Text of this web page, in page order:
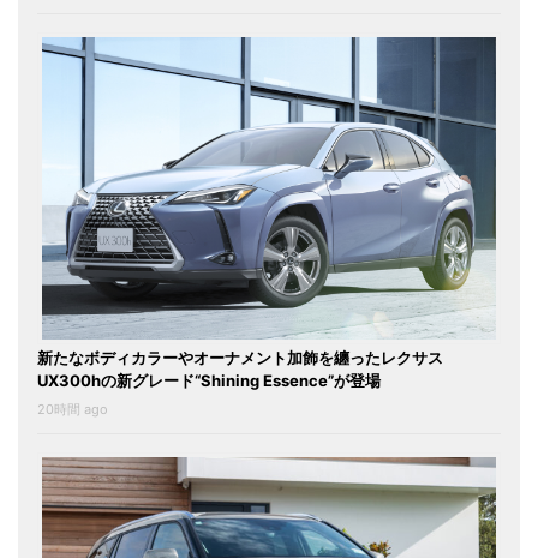
新たなボディカラーやオーナメント加飾を纏ったレクサス
UX300hの新グレード“Shining Essence”が登場
20時間 ago